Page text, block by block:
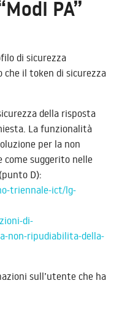
PA”
di sicurezza
che il token di sicurezza
della risposta
La funzionalità
per la non
suggerito nelle
D):
triennale-ict/lg-
di-
non-ripudiabilita-della-
sull’utente che ha